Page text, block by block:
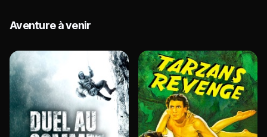
Aventure à venir